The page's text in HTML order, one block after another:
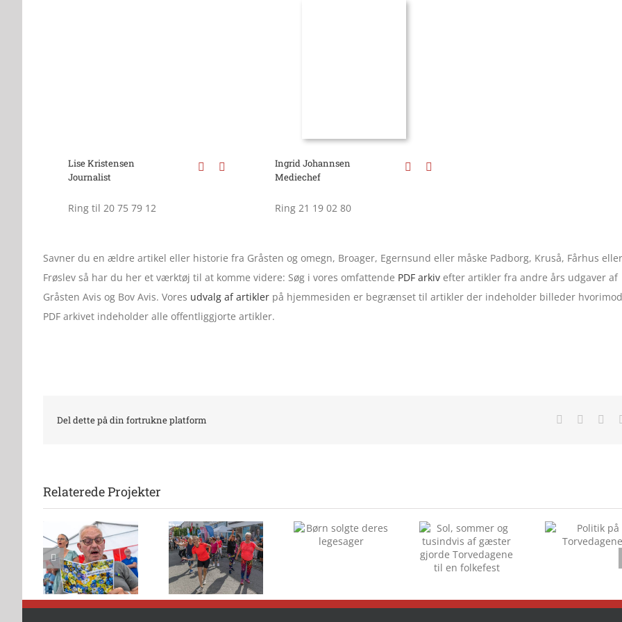
Lise Kristensen
Journalist
Ring til 20 75 79 12
Ingrid Johannsen
Mediechef
Ring 21 19 02 80
Savner du en ældre artikel eller historie fra Gråsten og omegn, Broager, Egernsund eller måske Padborg, Kruså, Fårhus eller
Frøslev så har du her et værktøj til at komme videre: Søg i vores omfattende PDF arkiv efter artikler fra andre års udgaver af
Gråsten Avis og Bov Avis. Vores udvalg af artiklerpå hjemmesiden er begrænset til artikler der indeholder billeder hvorimod
PDF arkivet indeholder alle offentliggjorte artikler.
Del dette på din fortrukne platform Facebook
Relaterede Projekter
Flot danseshow
foran 2Dreams
Børn solgte
deres legesager
Sol, sommer og
tusindvis af
Politik på
Torvedagene